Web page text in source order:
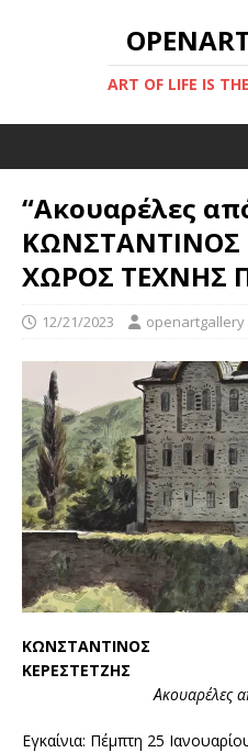
ART OF LIFE IS
“Ακουαρέλες
ΚΩΝΣΤΑΝΤΙΝΟΣ
ΧΩΡΟΣ ΤΕΧΝΗΣ
12/21/2023 openartgallery
ΚΩΝΣΤΑΝΤΙΝΟΣ
Ακουαρέλες
Εγκαίνια: Πέμπτη 25